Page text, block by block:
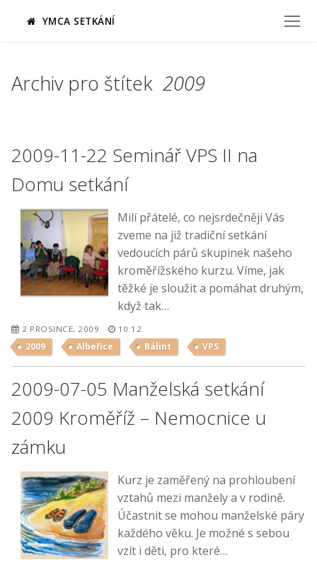
YMCA SETKÁNÍ
Archiv pro štítek 2009
2009-11-22 Seminář VPS II na
Domu setkání
Milí přátelé, co nejsrdečněji Vás
zveme na již tradiční setkání
vedoucích párů skupinek našeho
kroměřížského kurzu. Víme, jak
těžké je sloužit a pomáhat druhým,
když tak…
2 PROSINCE, 2009 10:12
2009 Albeřice Bálint VPS
2009-07-05 Manželská setkání
2009 Kroměříž – Nemocnice u
zámku
Kurz je zaměřený na prohloubení
vztahů mezi manžely a v rodině.
Účastnit se mohou manželské páry
každého věku. Je možné s sebou
vzít i děti, pro které…